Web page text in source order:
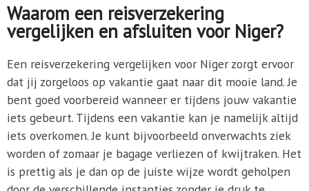
Waarom een reisverzekering
vergelijken en afsluiten voor Niger?
Een reisverzekering vergelijken voor Niger zorgt ervoor
dat jij zorgeloos op vakantie gaat naar dit mooie land. Je
bent goed voorbereid wanneer er tijdens jouw vakantie
iets gebeurt. Tijdens een vakantie kan je namelijk altijd
iets overkomen. Je kunt bijvoorbeeld onverwachts ziek
worden of zomaar je bagage verliezen of kwijtraken. Het
is prettig als je dan op de juiste wijze wordt geholpen